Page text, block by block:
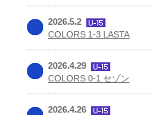
2026.5.2
COLORS 1-3 LASTA
2026.4.29
COLORS 0-1 セゾン
2026.4.26